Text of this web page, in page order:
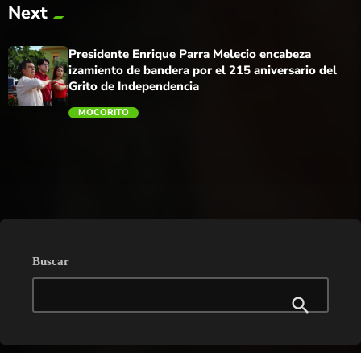
trending_flat
Next
Presidente Enrique Parra Melecio encabeza
izamiento de bandera por el 215 aniversario del
Grito de Independencia
MOCORITO
Buscar